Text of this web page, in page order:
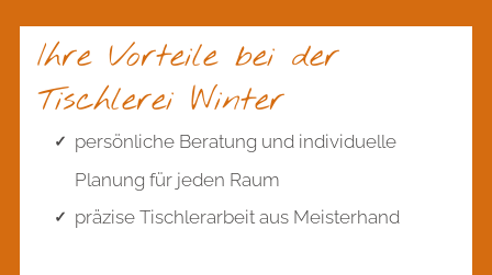
Ihre Vorteile bei der
Tischlerei Winter
persönliche Beratung und individuelle
Planung für jeden Raum
präzise Tischlerarbeit aus Meisterhand